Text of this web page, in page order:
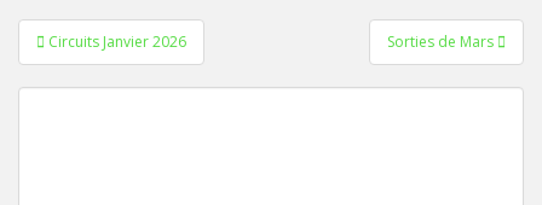
Navigation
de
l’article
Circuits Janvier 2026 Sorties de Mars